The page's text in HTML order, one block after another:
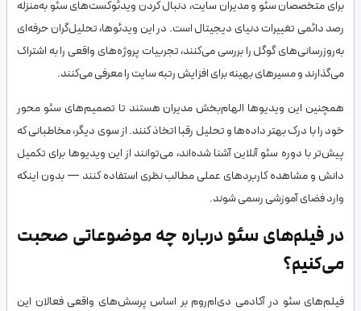
برای متخصصان سئو و مدیران سایت، دنبال کردن ویدئوکست‌های سئو به‌منزله
رصد دائمی تغییرات دنیای دیجیتال است. در این ویدئوها، تحلیل‌گران حرفه‌ای
به‌روزرسانی‌های گوگل را بررسی می‌کنند، تجربیات پروژه‌های واقعی را به اشتراک
می‌گذارند و مسیرهای بهینه برای افزایش رتبه سایت را معرفی می‌کنند.
همچنین این ویدیوها الهام‌بخش مدیران هستند تا تصمیم‌های سئو محور
خود را با درک بهتر داده‌ها و تحلیل رقبا اتخاذ کنند. از سوی دیگر، مخاطبانی که
پیش‌تر با دوره سئو آنلاین آشنا شده‌اند، می‌توانند از این ویدیوها برای تکمیل
دانش و مشاهده کاربردهای عملی مطالب نظری استفاده کنند — بدون اینکه
وارد فضای آموزشی رسمی شوند.
در فیلم‌های سئو درباره چه موضوعاتی صحبت
می‌کنیم؟
فیلم‌های سئو در آکادمی دی‌ام‌روم بر اساس پرسش‌های واقعی فعالان این